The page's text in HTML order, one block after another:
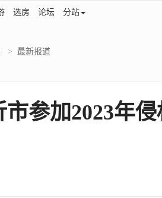
选房 论坛 分站
> 最新报道
参加2023年